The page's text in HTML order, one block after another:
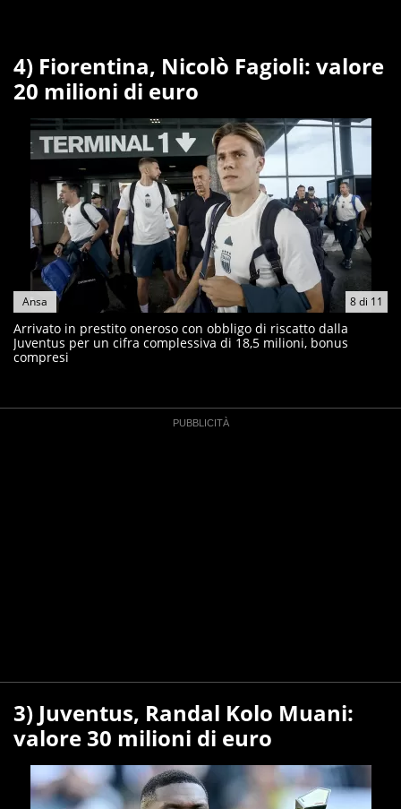
4) Fiorentina, Nicolò Fagioli: valore
20 milioni di euro
8di 11
Ansa
Arrivato in prestito oneroso con obbligo di riscatto dalla
Juventus per un cifra complessiva di 18,5 milioni, bonus
compresi
3) Juventus, Randal Kolo Muani:
valore 30 milioni di euro